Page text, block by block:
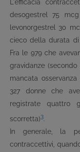
L'efficacia
desogestrel 75
levonorgestrel 30
cieco della durata di
Fra le 979 che
gravidanze
mancata
327 donne che
registrate quattro
scorretta)3.
In generale, la
contraccettivi,